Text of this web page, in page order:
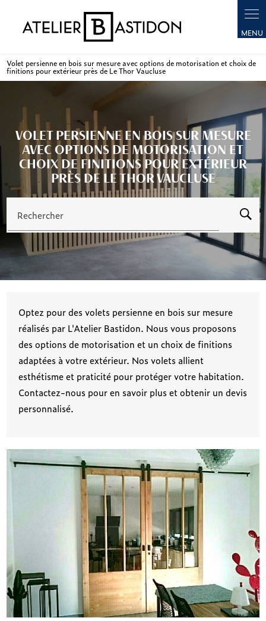
Volet persienne en bois sur mesure avec options de motorisation et choix de
finitions pour extérieur près de Le Thor Vaucluse
VOLET PERSIENNE EN BOIS SUR MESURE
AVEC OPTIONS DE MOTORISATION ET
CHOIX DE FINITIONS POUR EXTÉRIEUR
PRÈS DE LE THOR VAUCLUSE
Rechercher
Optez pour des volets persienne en bois sur mesure
réalisés par L'Atelier Bastidon. Nous vous proposons
des options de motorisation et un choix de finitions
adaptées à votre extérieur. Nos volets allient
esthétisme et praticité pour protéger votre habitation.
Contactez-nous pour en savoir plus et obtenir un devis
personnalisé.